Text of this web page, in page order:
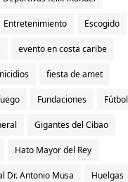
Entretenimiento Escogido
evento en costa caribe
fiesta de amet
Fundaciones Fútbol
Gigantes del Cibao
Hato Mayor del Rey
Dr. Antonio Musa Huelgas